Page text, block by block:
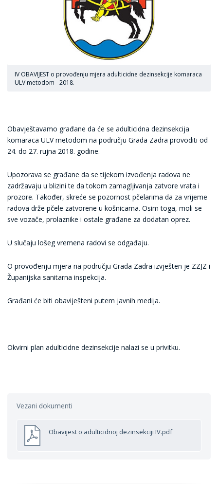
IV OBAVIJEST o provođenju mjera adulticidne dezinsekcije komaraca
ULV metodom - 2018.
Obavještavamo građane da će se adulticidna dezinsekcija
komaraca ULV metodom na području Grada Zadra provoditi od
24. do 27. rujna 2018. godine.
Upozorava se građane da se tijekom izvođenja radova ne
zadržavaju u blizini te da tokom zamagljivanja zatvore vrata i
prozore. Također, skreće se pozornost pčelarima da za vrijeme
radova drže pčele zatvorene u košnicama. Osim toga, moli se
sve vozače, prolaznike i ostale građane za dodatan oprez.
U slučaju lošeg vremena radovi se odgađaju.
O provođenju mjera na području Grada Zadra izvješten je ZZJZ i
Županijska sanitarna inspekcija.
Građani će biti obaviješteni putem javnih medija.
Okvirni plan adulticidne dezinsekcije nalazi se u privitku.
Vezani dokumenti
Obavijest o adulticidnoj dezinsekciji IV.pdf